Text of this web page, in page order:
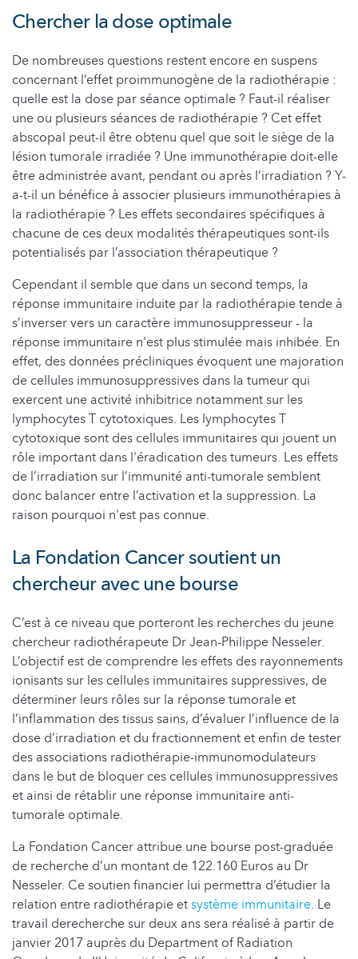
Chercher la dose optimale
De nombreuses questions restent encore en suspens
concernant l’effet proimmunogène de la radiothérapie :
quelle est la dose par séance optimale ? Faut-il réaliser
une ou plusieurs séances de radiothérapie ? Cet effet
abscopal peut-il être obtenu quel que soit le siège de la
lésion tumorale irradiée ? Une immunothérapie doit-elle
être administrée avant, pendant ou après l’irradiation ? Y-
a-t-il un bénéfice à associer plusieurs immunothérapies à
la radiothérapie ? Les effets secondaires spécifiques à
chacune de ces deux modalités thérapeutiques sont-ils
potentialisés par l’association thérapeutique ?
Cependant il semble que dans un second temps, la
réponse immunitaire induite par la radiothérapie tende à
s’inverser vers un caractère immunosuppresseur - la
réponse immunitaire n'est plus stimulée mais inhibée. En
effet, des données précliniques évoquent une majoration
de cellules immunosuppressives dans la tumeur qui
exercent une activité inhibitrice notamment sur les
lymphocytes T cytotoxiques. Les lymphocytes T
cytotoxique sont des cellules immunitaires qui jouent un
rôle important dans l'éradication des tumeurs. Les effets
de l’irradiation sur l’immunité anti-tumorale semblent
donc balancer entre l’activation et la suppression. La
raison pourquoi n'est pas connue.
La Fondation Cancer soutient un
chercheur avec une bourse
C’est à ce niveau que porteront les recherches du jeune
chercheur radiothérapeute Dr Jean-Philippe Nesseler.
L’objectif est de comprendre les effets des rayonnements
ionisants sur les cellules immunitaires suppressives, de
déterminer leurs rôles sur la réponse tumorale et
l’inflammation des tissus sains, d’évaluer l’influence de la
dose d’irradiation et du fractionnement et enfin de tester
des associations radiothérapie-immunomodulateurs
dans le but de bloquer ces cellules immunosuppressives
et ainsi de rétablir une réponse immunitaire anti-
tumorale optimale.
La Fondation Cancer attribue une bourse post-graduée
de recherche d’un montant de 122.160 Euros au Dr
Nesseler. Ce soutien financier lui permettra d’étudier la
relation entre radiothérapie etsystème immunitaire. Le
travail derecherche sur deux ans sera réalisé à partir de
janvier 2017 auprès du Department of Radiation